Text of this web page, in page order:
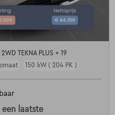
TEKNA PLUS + 19
150 kW ( 204 PK )
een laatste